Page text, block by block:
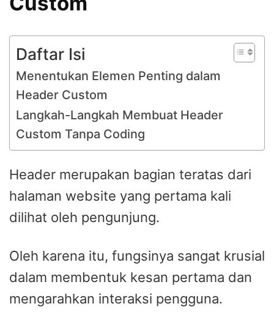
Daftar Isi
Menentukan Elemen Penting dalam
Header Custom
Langkah-Langkah Membuat Header
Custom Tanpa Coding
Header merupakan bagian teratas dari
halaman website yang pertama kali
dilihat oleh pengunjung.
Oleh karena itu, fungsinya sangat krusial
dalam membentuk kesan pertama dan
mengarahkan interaksi pengguna.